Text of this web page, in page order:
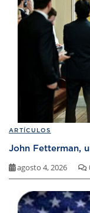
ARTÍCULOS
John Fetterman,
agosto 4, 2026